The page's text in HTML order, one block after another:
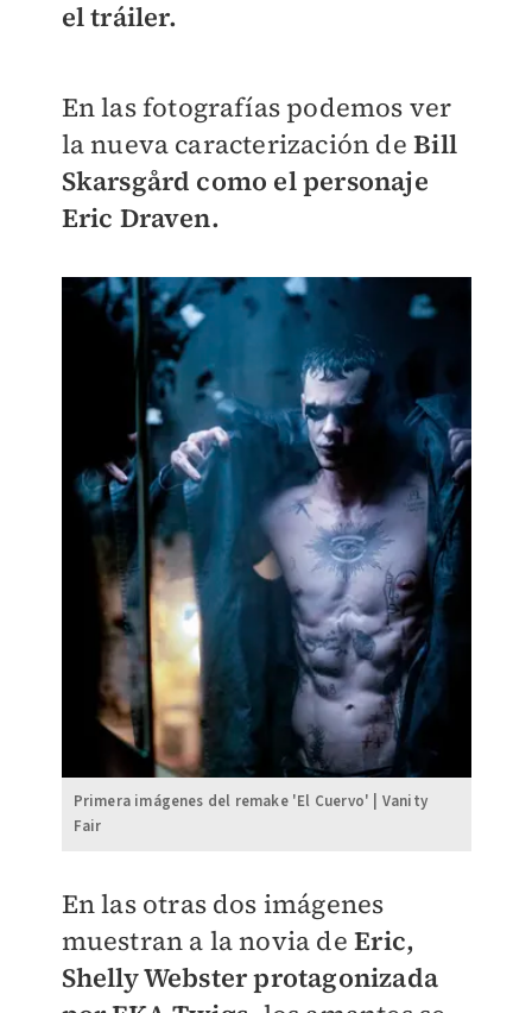
el tráiler.
En las fotografías podemos ver
la nueva caracterización deBill
Skarsgård como el personaje
Eric Draven.
Primera imágenes del remake 'El Cuervo' | Vanity
Fair
En las otras dos imágenes
muestran a la novia deEric,
Shelly Webster protagonizada